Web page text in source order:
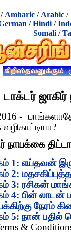
/ Amharic / Arabic /
/Hindi /
Somali/
டாக்டர்
-
நாயக்கை
1: எய்தவன்
2:
3: ரசிகன்
4: பின் லாடன்
நேரம்
5: நான் பதில்
&